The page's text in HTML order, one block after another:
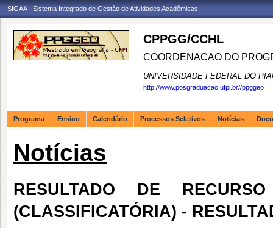
SIGAA - Sistema Integrado de Gestão de Atividades Acadêmicas
CPPGG/CCHL
COORDENACAO DO
UNIVERSIDADE FEDERAL DO
http://www.posgraduacao.ufpi.br//ppggeo
Programa Ensino Calendário Processos Seletivos Notícias
Notícias
RESULTADO DE
(CLASSIFICATÓRIA) -